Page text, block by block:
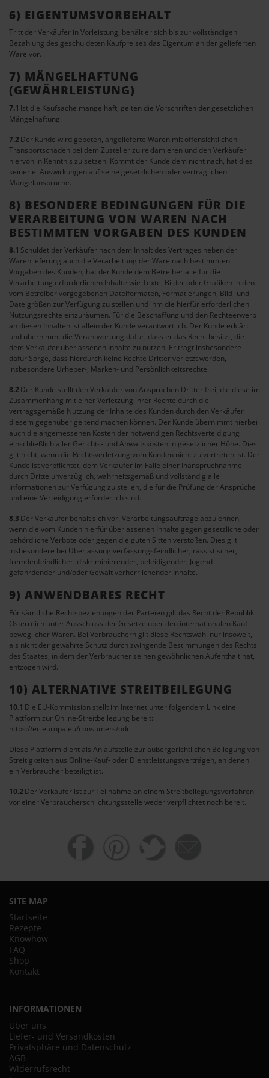
6) EIGENTUMSVORBEHALT
Tritt der Verkäufer in Vorleistung, behält er sich bis zur vollständigen
Bezahlung des geschuldeten Kaufpreises das Eigentum an der gelieferten
Ware vor.
7) MÄNGELHAFTUNG
(GEWÄHRLEISTUNG)
7.1 Ist die Kaufsache mangelhaft, gelten die Vorschriften der gesetzlichen
Mängelhaftung.
7.2 Der Kunde wird gebeten, angelieferte Waren mit offensichtlichen
Transportschäden bei dem Zusteller zu reklamieren und den Verkäufer
hiervon in Kenntnis zu setzen. Kommt der Kunde dem nicht nach, hat dies
keinerlei Auswirkungen auf seine gesetzlichen oder vertraglichen
Mängelansprüche.
8) BESONDERE BEDINGUNGEN FÜR DIE
VERARBEITUNG VON WAREN NACH
BESTIMMTEN VORGABEN DES KUNDEN
8.1 Schuldet der Verkäufer nach dem Inhalt des Vertrages neben der
Warenlieferung auch die Verarbeitung der Ware nach bestimmten
Vorgaben des Kunden, hat der Kunde dem Betreiber alle für die
Verarbeitung erforderlichen Inhalte wie Texte, Bilder oder Grafiken in den
vom Betreiber vorgegebenen Dateiformaten, Formatierungen, Bild- und
Dateigrößen zur Verfügung zu stellen und ihm die hierfür erforderlichen
Nutzungsrechte einzuräumen. Für die Beschaffung und den Rechteerwerb
an diesen Inhalten ist allein der Kunde verantwortlich. Der Kunde erklärt
und übernimmt die Verantwortung dafür, dass er das Recht besitzt, die
dem Verkäufer überlassenen Inhalte zu nutzen. Er trägt insbesondere
dafür Sorge, dass hierdurch keine Rechte Dritter verletzt werden,
insbesondere Urheber-, Marken- und Persönlichkeitsrechte.
8.2 Der Kunde stellt den Verkäufer von Ansprüchen Dritter frei, die diese im
Zusammenhang mit einer Verletzung ihrer Rechte durch die
vertragsgemäße Nutzung der Inhalte des Kunden durch den Verkäufer
diesem gegenüber geltend machen können. Der Kunde übernimmt hierbei
auch die angemessenen Kosten der notwendigen Rechtsverteidigung
einschließlich aller Gerichts- und Anwaltskosten in gesetzlicher Höhe. Dies
gilt nicht, wenn die Rechtsverletzung vom Kunden nicht zu vertreten ist. Der
Kunde ist verpflichtet, dem Verkäufer im Falle einer Inanspruchnahme
durch Dritte unverzüglich, wahrheitsgemäß und vollständig alle
Informationen zur Verfügung zu stellen, die für die Prüfung der Ansprüche
und eine Verteidigung erforderlich sind.
8.3 Der Verkäufer behält sich vor, Verarbeitungsaufträge abzulehnen,
wenn die vom Kunden hierfür überlassenen Inhalte gegen gesetzliche oder
behördliche Verbote oder gegen die guten Sitten verstoßen. Dies gilt
insbesondere bei Überlassung verfassungsfeindlicher, rassistischer,
fremdenfeindlicher, diskriminierender, beleidigender, Jugend
gefährdender und/oder Gewalt verherrlichender Inhalte.
9) ANWENDBARES RECHT
Für sämtliche Rechtsbeziehungen der Parteien gilt das Recht der Republik
Österreich unter Ausschluss der Gesetze über den internationalen Kauf
beweglicher Waren. Bei Verbrauchern gilt diese Rechtswahl nur insoweit,
als nicht der gewährte Schutz durch zwingende Bestimmungen des Rechts
des Staates, in dem der Verbraucher seinen gewöhnlichen Aufenthalt hat,
entzogen wird.
10) ALTERNATIVE STREITBEILEGUNG
10.1 Die EU-Kommission stellt im Internet unter folgendem Link eine
Plattform zur Online-Streitbeilegung bereit:
https://ec.europa.eu/consumers/odr
Diese Plattform dient als Anlaufstelle zur außergerichtlichen Beilegung von
Streitigkeiten aus Online-Kauf- oder Dienstleistungsverträgen, an denen
ein Verbraucher beteiligt ist.
10.2 Der Verkäufer ist zur Teilnahme an einem Streitbeilegungsverfahren
vor einer Verbraucherschlichtungsstelle weder verpflichtet noch bereit.
SITE MAP
Startseite
Rezepte
Knowhow
FAQ
Shop
Kontakt
INFORMATIONEN
Über uns
Liefer- und Versandkosten
Privatsphäre und Datenschutz
AGB
Widerrufsrecht